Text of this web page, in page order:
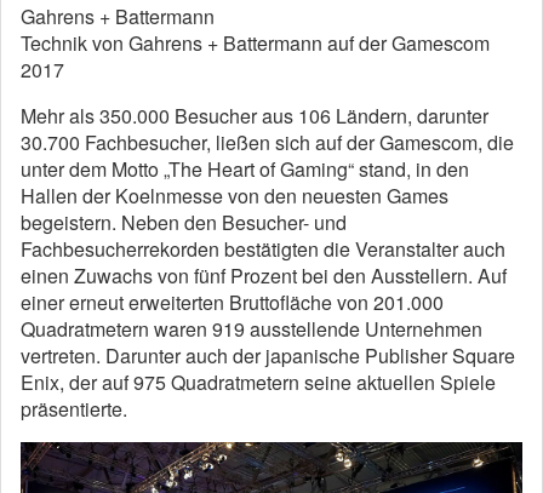
Gahrens + Battermann
Technik von Gahrens + Battermann auf der Gamescom
2017
Mehr als 350.000 Besucher aus 106 Ländern, darunter
30.700 Fachbesucher, ließen sich auf der Gamescom, die
unter dem Motto „The Heart of Gaming“ stand, in den
Hallen der Koelnmesse von den neuesten Games
begeistern. Neben den Besucher- und
Fachbesucherrekorden bestätigten die Veranstalter auch
einen Zuwachs von fünf Prozent bei den Ausstellern. Auf
einer erneut erweiterten Bruttofläche von 201.000
Quadratmetern waren 919 ausstellende Unternehmen
vertreten. Darunter auch der japanische Publisher Square
Enix, der auf 975 Quadratmetern seine aktuellen Spiele
präsentierte.